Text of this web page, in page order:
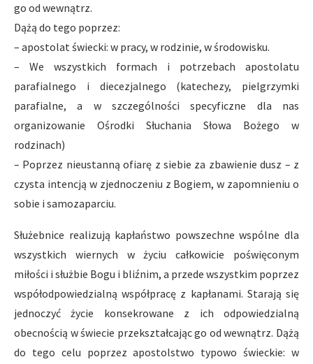
go od wewnątrz.
Dążą do tego poprzez:
– apostolat świecki: w pracy, w rodzinie, w środowisku.
– We wszystkich formach i potrzebach apostolatu
parafialnego i diecezjalnego (katechezy, pielgrzymki
parafialne, a w szczególności specyficzne dla nas
organizowanie Ośrodki Słuchania Słowa Bożego w
rodzinach)
– Poprzez nieustanną ofiarę z siebie za zbawienie dusz – z
czysta intencją w zjednoczeniu z Bogiem, w zapomnieniu o
sobie i samozaparciu.
Służebnice realizują kapłaństwo powszechne wspólne dla
wszystkich wiernych w życiu całkowicie poświęconym
miłości i służbie Bogu i bliźnim, a przede wszystkim poprzez
współodpowiedzialną współpracę z kapłanami. Starają się
jednoczyć życie konsekrowane z ich odpowiedzialną
obecnością w świecie przekształcając go od wewnątrz. Dążą
do tego celu poprzez apostolstwo typowo świeckie: w